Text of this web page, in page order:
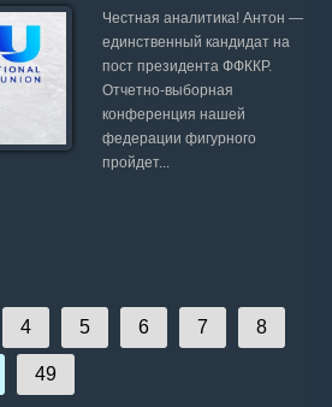
Честная аналитика! Антон —
единственный кандидат на
пост президента ФФККР.
Отчетно-выборная
конференция нашей
федерации фигурного
пройдет...
4 5 6 7 8
49